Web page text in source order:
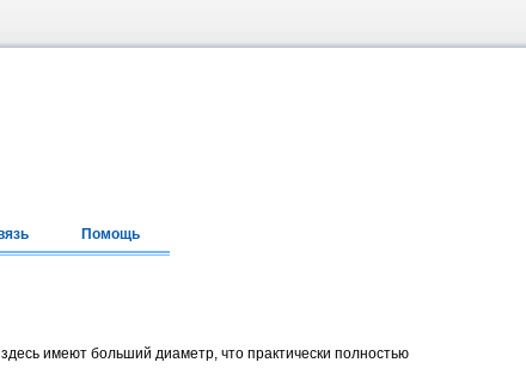
Помощь
имеют больший диаметр, что практически полностью